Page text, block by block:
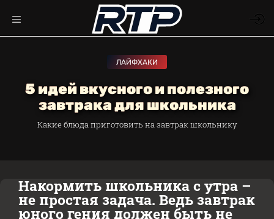
ЛАЙФХАКИ
5 идей вкусного и полезного
завтрака для школьника
Какие блюда приготовить на завтрак школьнику
Накормить школьника с утра –
не простая задача. Ведь завтрак
юного гения должен быть не